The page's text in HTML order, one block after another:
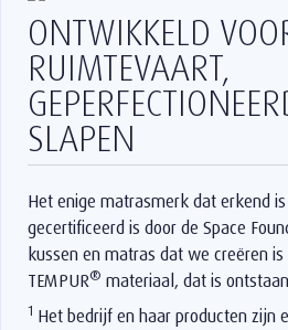
ONTWIKKELD
RUIMTEVAART,
SLAPEN
Het enige matrasmerk dat erkend
gecertificeerd is door de Space
kussen en matras dat we creëren
TEMPUR® materiaal, dat is
1 Het bedrijf en haar producten zijn